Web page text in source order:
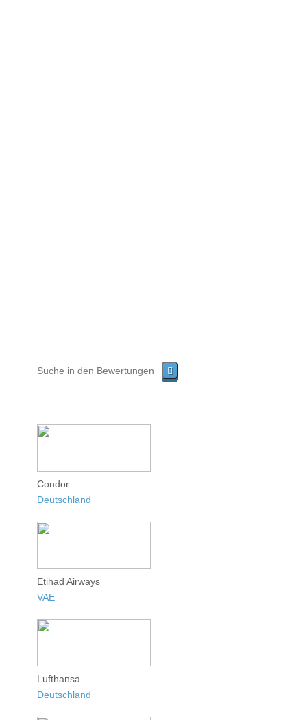
Condor
Deutschland
Etihad Airways
VAE
Lufthansa
Deutschland